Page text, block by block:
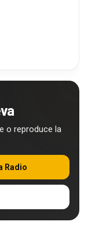
o reproduce la
Radio